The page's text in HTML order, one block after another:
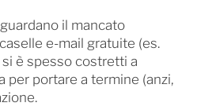
il mancato
e-mail gratuite (es.
è spesso costretti a
per portare a termine (anzi,